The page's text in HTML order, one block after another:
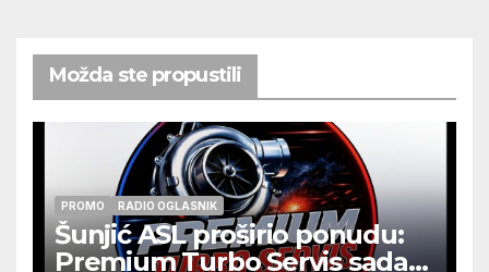
Možda ste propustili
PROMO RADIO OGLASNIK
Šunjić ASL proširio ponudu:
Premium Turbo Servis sada